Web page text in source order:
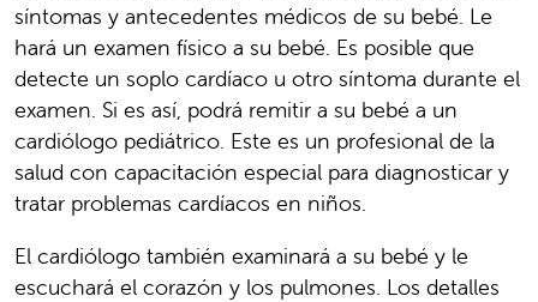
síntomas y antecedentes médicos de su bebé. Le
hará un examen físico a su bebé. Es posible que
detecte un soplo cardíaco u otro síntoma durante el
examen. Si es así, podrá remitir a su bebé a un
cardiólogo pediátrico. Este es un profesional de la
salud con capacitación especial para diagnosticar y
tratar problemas cardíacos en niños.
El cardiólogo también examinará a su bebé y le
escuchará el corazón y los pulmones. Los detalles